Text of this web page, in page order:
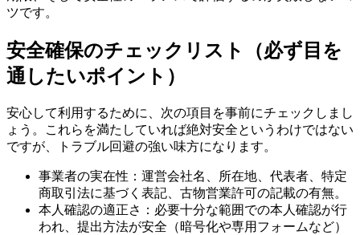
ツです。
安全確保のチェックリスト（必ず目を
通したいポイント）
安心して利用するために、次の項目を事前にチェックしまし
ょう。これらを満たしていれば絶対安全というわけではない
ですが、トラブル回避の強い味方になります。
事業者の実在性：運営会社名、所在地、代表者、特定
商取引法に基づく表記、古物営業許可の記載の有無。
本人確認の適正さ：必要十分な範囲での本人確認が行
われ、提出方法が安全（暗号化や専用フォームなど）